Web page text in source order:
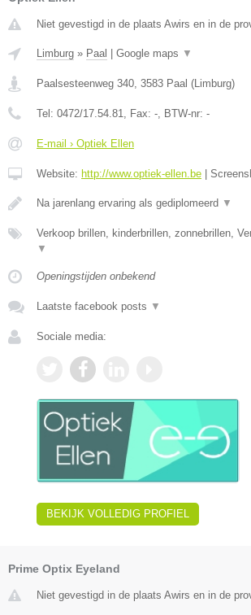
Niet gevestigd in de plaats Awirs en in de
Limburg » Paal Google maps ▼
Paalsesteenweg 340 3583 Paal ( Limburg)
Tel: 0472/17.54.81 , Fax: - , BTW-nr: -
E-mail › Optiek Ellen
Website: http://www.optiek-ellen.be
Na jarenlang ervaring als gediplomeerd ▼
Verkoop brillen, kinderbrillen, zonnebrillen,
▼
Openingstijden onbekend
Laatste facebook posts ▼
Sociale media:
BEKIJK VOLLEDIG PROFIEL
Prime Optix Eyeland
Niet gevestigd in de plaats Awirs en in de